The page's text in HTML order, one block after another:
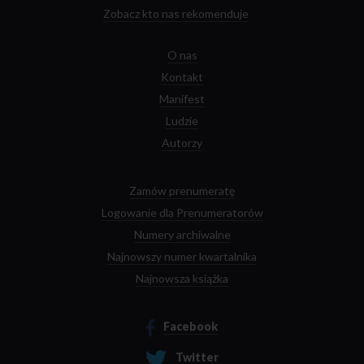
wydaje się ciągle zmniejszać. Konsumpcyjna tożsamość, budowana
Zobacz kto nas rekomenduje
O nas
Kontakt
Manifest
Ludzie
Autorzy
Zamów prenumeratę
Logowanie dla Prenumeratorów
Numery archiwalne
Najnowszy numer kwartalnika
Najnowsza książka
Facebook
Twitter